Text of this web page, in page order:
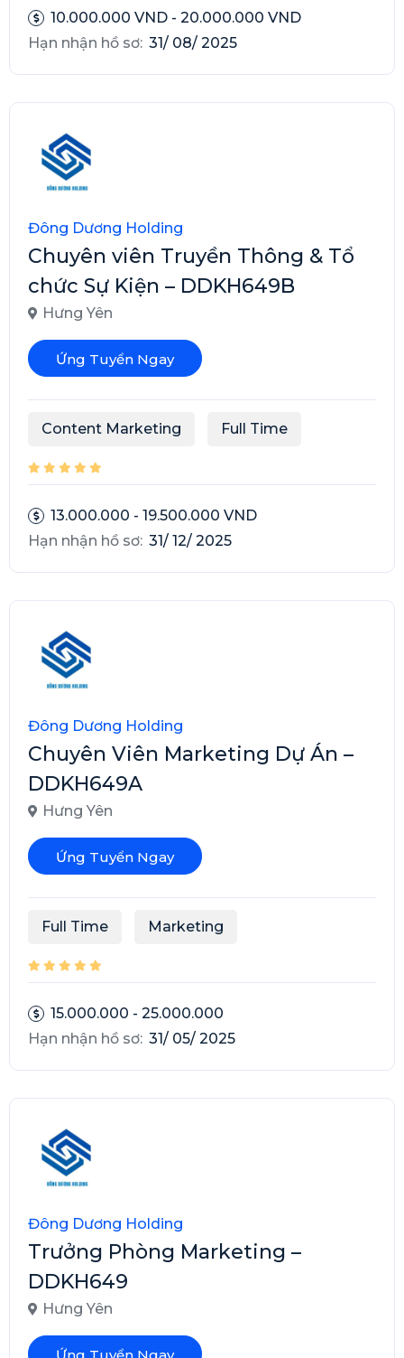
10.000.000 VND - 20.000.000 VND
Hạn nhận hồ sơ: 31/ 08/ 2025
Đông Dương Holding
Chuyên viên Truyền Thông & Tổ
chức Sự Kiện – DDKH649B
Hưng Yên
Ứng Tuyển Ngay
Content Marketing Full Time
13.000.000 - 19.500.000 VND
Hạn nhận hồ sơ: 31/ 12/ 2025
Đông Dương Holding
Chuyên Viên Marketing Dự Án –
DDKH649A
Hưng Yên
Ứng Tuyển Ngay
Full Time Marketing
15.000.000 - 25.000.000
Hạn nhận hồ sơ: 31/ 05/ 2025
Đông Dương Holding
Trưởng Phòng Marketing –
DDKH649
Hưng Yên